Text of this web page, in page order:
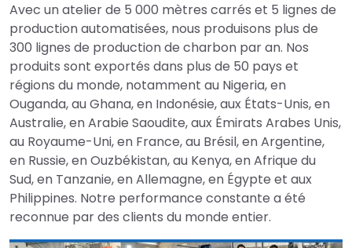
Avec un atelier de 5 000 mètres carrés et 5 lignes de
production automatisées, nous produisons plus de
300 lignes de production de charbon par an. Nos
produits sont exportés dans plus de 50 pays et
régions du monde, notamment au Nigeria, en
Ouganda, au Ghana, en Indonésie, aux États-Unis, en
Australie, en Arabie Saoudite, aux Émirats Arabes Unis,
au Royaume-Uni, en France, au Brésil, en Argentine,
en Russie, en Ouzbékistan, au Kenya, en Afrique du
Sud, en Tanzanie, en Allemagne, en Égypte et aux
Philippines. Notre performance constante a été
reconnue par des clients du monde entier.